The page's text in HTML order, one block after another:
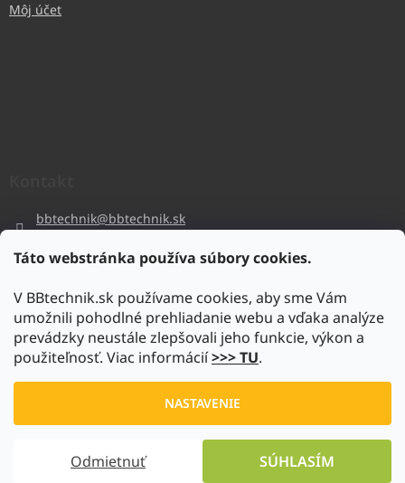
Táto webstránka používa súbory cookies.
V BBtechnik.sk používame cookies, aby sme Vám
umožnili pohodlné prehliadanie webu a vďaka analýze
prevádzky neustále zlepšovali jeho funkcie, výkon a
použiteľnosť. Viac informácií>>> TU.
NASTAVENIE
Odmietnuť SÚHLASÍM
Môj účet
bbtechnik@bbtechnik.sk
bbtechnik
https://www.youtube.com/@bb-techniks.r.o.7746
www.bbtechnik.sk. Všetky práva vyhradené.
Upraviť nastavenie cookies